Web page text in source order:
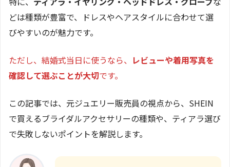
どは種類が豊富で、ドレスやヘアスタイルに合わせて選
びやすいのが魅力です。
ただし、結婚式当日に使うなら、 レビューや着用写真を
確認して選ぶことが大切です。
この記事では、元ジュエリー販売員の視点から、SHEIN
で買えるブライダルアクセサリーの種類や、ティアラ選び
で失敗しないポイントを解説します。